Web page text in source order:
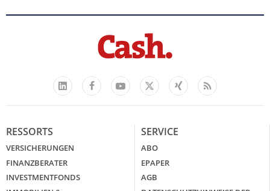
LinkedIn
FacebookYouTube
X
Xing Feed
RESSORTS
VERSICHERUNGEN
FINANZBERATER
INVESTMENTFONDS
SERVICE
ABO
EPAPER
AGB